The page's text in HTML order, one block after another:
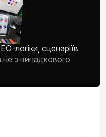
логіки, сценаріїв
не з випадкового